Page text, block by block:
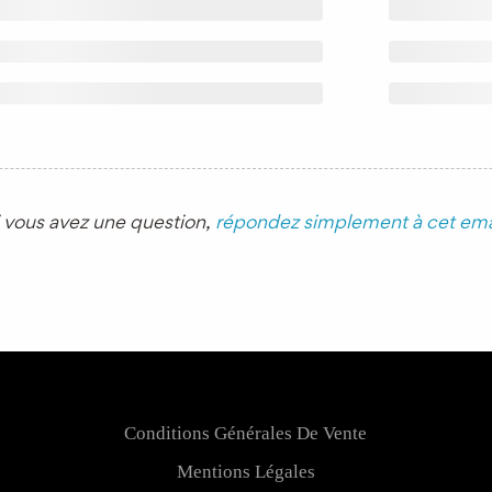
vous avez une question, répondez simplement à cet
Conditions Générales De Vente
Mentions Légales